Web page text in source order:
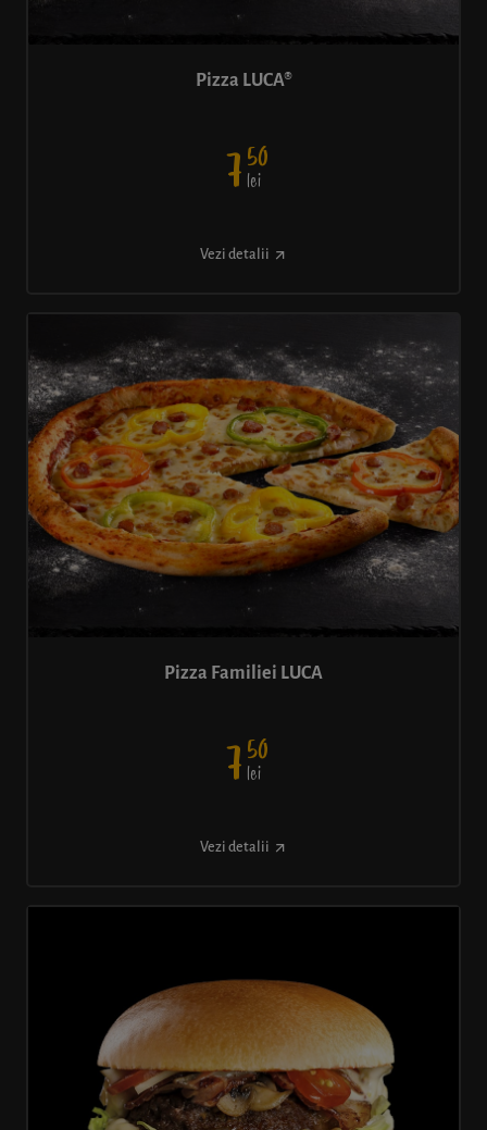
Pizza LUCA®
750
lei
Vezi detalii
Pizza Familiei LUCA
750
lei
Vezi detalii